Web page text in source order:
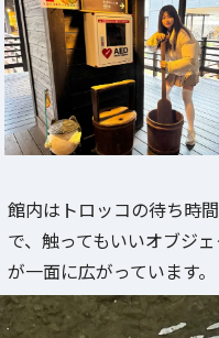
館内はトロッコの待ち時
で、触ってもいいオブジ
が一面に広がっています。